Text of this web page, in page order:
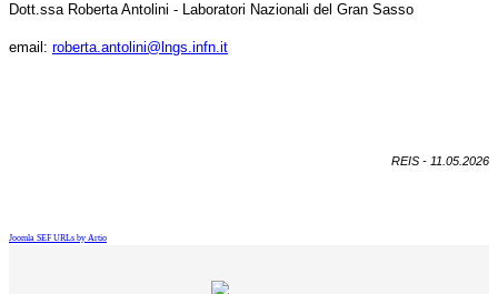
Dott.ssa Roberta Antolini - Laboratori Nazionali del Gran Sasso
email: roberta.antolini@lngs.infn.it
REIS - 11.05.2026
Joomla SEF URLs by Artio